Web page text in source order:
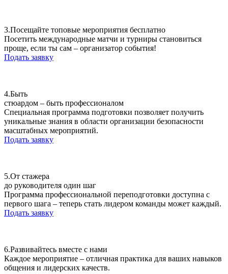
3.Посещайте топовые мероприятия бесплатно
Посетить международные матчи и турниры становиться
проще, если ты сам – организатор события!
Подать заявку
4.Быть
стюардом – быть профессионалом
Специальная программа подготовки позволяет получить
уникальные знания в области организации безопасности
масштабных мероприятий.
Подать заявку
5.От стажера
до руководителя один шаг
Программа профессиональной переподготовки доступна с
первого шага – теперь стать лидером команды может каждый.
Подать заявку
6.Развивайтесь вместе с нами
Каждое мероприятие – отличная практика для ваших навыков
общения и лидерских качеств.